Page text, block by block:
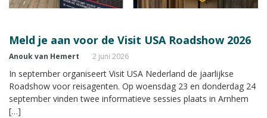
Meld je aan voor de Visit USA Roadshow 2026
Anouk van Hemert 2 juni 2026
In september organiseert Visit USA Nederland de jaarlijkse
Roadshow voor reisagenten. Op woensdag 23 en donderdag 24
september vinden twee informatieve sessies plaats in Arnhem
[…]